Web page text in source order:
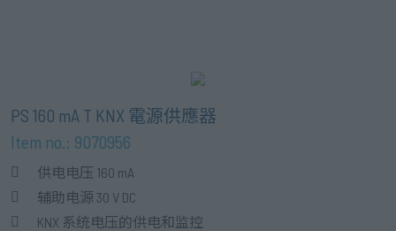
PS 160 mA T KNX 電源供應器
Item no.: 9070956
供电电压 160 mA
辅助电源 30 V DC
KNX 系统电压的供电和监控